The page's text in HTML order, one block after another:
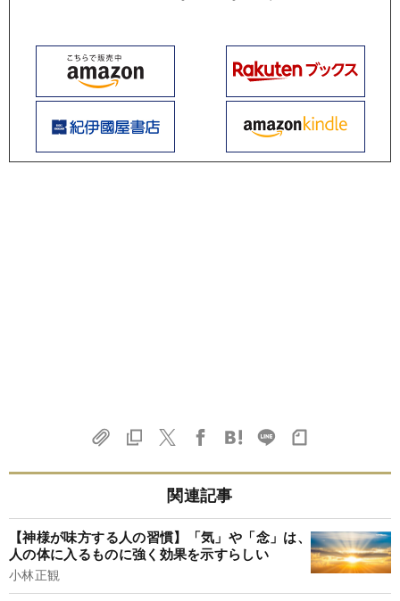
関連記事
【神様が味方する人の習慣】「気」や「念」は、
人の体に入るものに強く効果を示すらしい
小林正観